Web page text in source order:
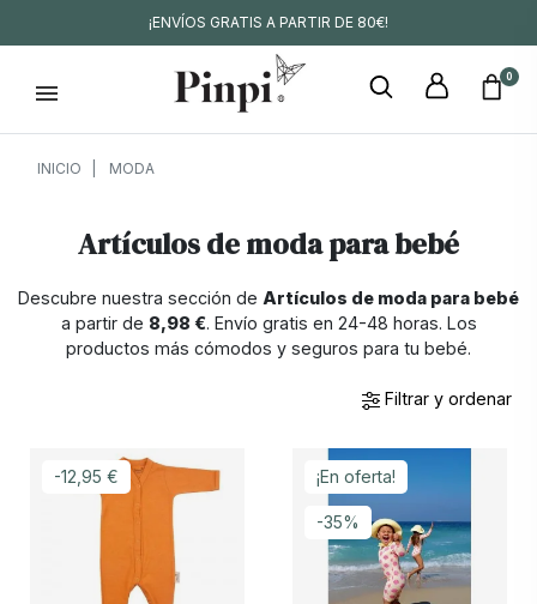
¡ENVÍOS GRATIS A PARTIR DE 80€!
0
INICIO MODA
Artículos de moda para bebé
Descubre nuestra sección de Artículos de moda para bebé
a partir de 8,98 €. Envío gratis en 24-48 horas. Los
productos más cómodos y seguros para tu bebé.
Filtrar y ordenar
-12,95 € ¡En oferta!
-35%